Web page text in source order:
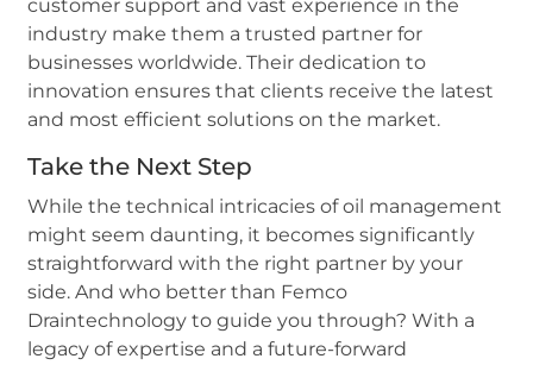
customer support and vast experience in the
industry make them a trusted partner for
businesses worldwide. Their dedication to
innovation ensures that clients receive the latest
and most efficient solutions on the market.
Take the Next Step
While the technical intricacies of oil management
might seem daunting, it becomes significantly
straightforward with the right partner by your
side. And who better than Femco
Draintechnology to guide you through? With a
legacy of expertise and a future-forward